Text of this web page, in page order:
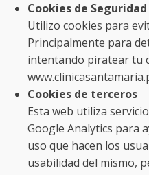
Cookies de Seguridad
Utilizo cookies para
Principalmente para
intentando piratear tu
Cookies de terceros
Esta web utiliza
Google Analytics para
uso que hacen los
usabilidad del mismo,